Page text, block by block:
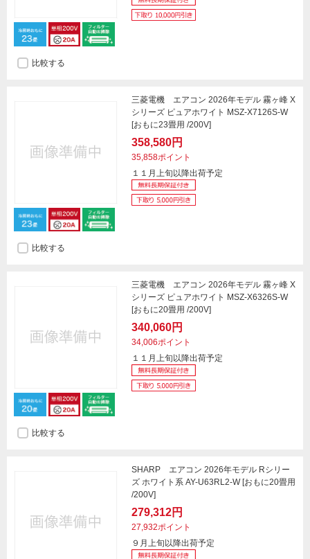
比較する
三菱電機 エアコン 2026年モデル 霧ヶ峰 X
シリーズ ピュアホワイト MSZ-X7126S-W
[おもに23畳用 /200V]
358,580円
35,858ポイント
１１月上旬以降出荷予定
比較する
三菱電機 エアコン 2026年モデル 霧ヶ峰 X
シリーズ ピュアホワイト MSZ-X6326S-W
[おもに20畳用 /200V]
340,060円
34,006ポイント
１１月上旬以降出荷予定
比較する
SHARP エアコン 2026年モデル Rシリー
ズ ホワイト系 AY-U63RL2-W [おもに20畳用
/200V]
279,312円
27,932ポイント
９月上旬以降出荷予定